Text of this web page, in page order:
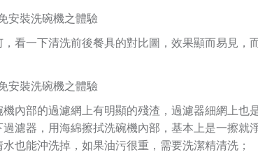
看一下清洗前後餐具的對比圖，效果顯而易見，
內部的過濾網上有明顯的殘渣，過濾器細網上也
濾器，用海綿擦拭洗碗機內部，基本上是一擦就
也能沖洗掉，如果油污很重，需要洗潔精清洗；